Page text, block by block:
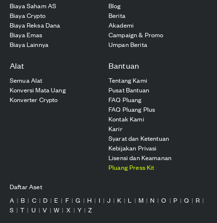
Biaya Saham AS
Biaya Crypto
Biaya Reksa Dana
Biaya Emas
Biaya Lainnya
Blog
Berita
Akademi
Campaign & Promo
Umpan Berita
Alat
Semua Alat
Konversi Mata Uang
Konverter Crypto
Bantuan
Tentang Kami
Pusat Bantuan
FAQ Pluang
FAQ Pluang Plus
Kontak Kami
Karir
Syarat dan Ketentuan
Kebijakan Privasi
Lisensi dan Keamanan
Pluang Press Kit
Daftar Aset
A | B | C | D | E | F | G | H | I | J | K | L | M | N | O | P | Q | R |
S | T | U | V | W | X | Y | Z